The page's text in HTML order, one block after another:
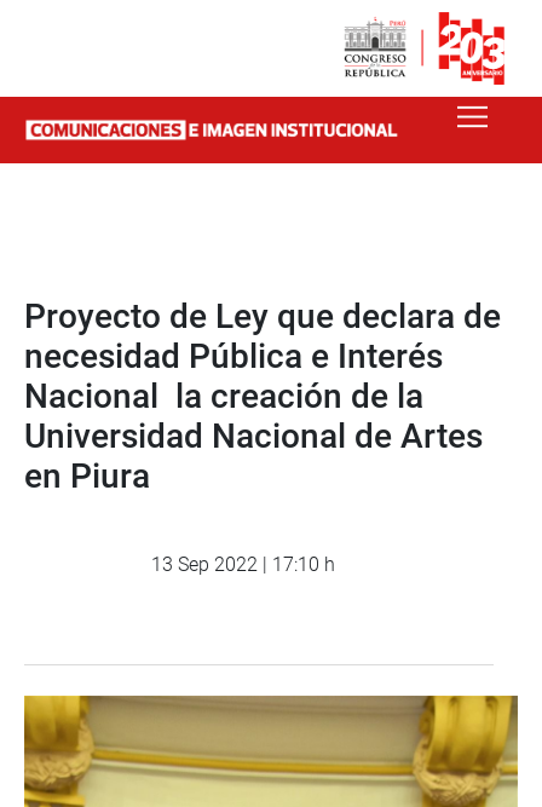
Proyecto de Ley que declara de
necesidad Pública e Interés
Nacional la creación de la
Universidad Nacional de Artes
en Piura
13 Sep 2022 | 17:10 h